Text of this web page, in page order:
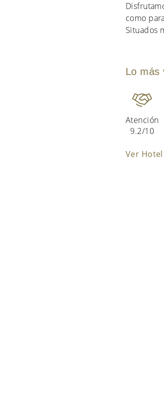
como
Situados
Lo más
Atención
9.2/10
Ver Hotel